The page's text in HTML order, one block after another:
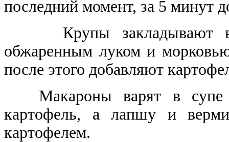
последний момент, за 5 минут
Крупы закладывают в
обжаренным луком и
после этого добавляют
Макароны варят в супе
картофель, а лапшу и
картофелем.